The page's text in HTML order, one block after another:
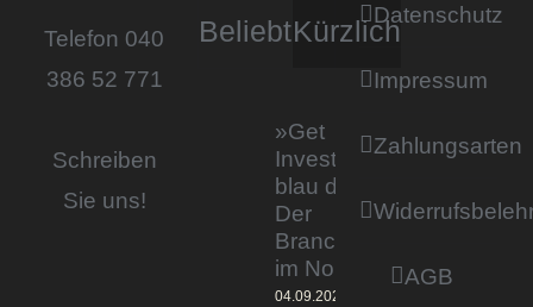
Telefon 040
386 52 771
Schreiben
Sie uns!
BeliebtKürzlich
»Get
Invested by
blau direkt«:
Der
Branchentag
im Norden
04.09.2023
Datenschutz
Impressum
Zahlungsarten
AGB